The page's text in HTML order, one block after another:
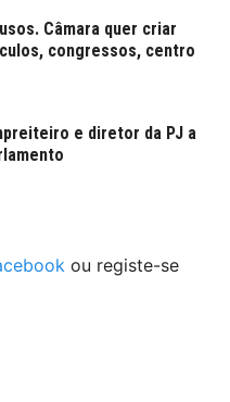
Câmara quer criar
congressos, centro
e diretor da PJ a
ou registe-se